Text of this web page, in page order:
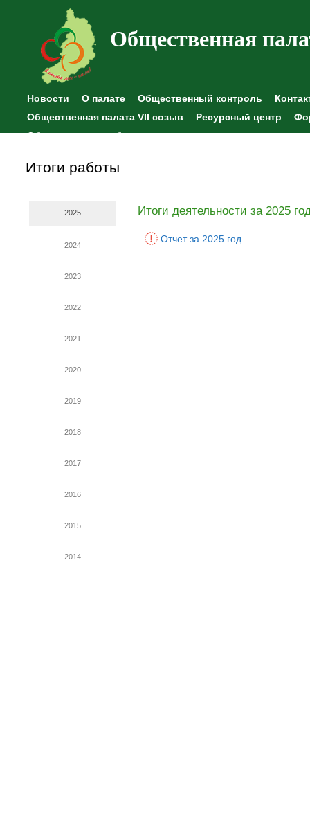
Общественная
Новости О палате Общественный контроль
Общественная палата VII созыв
Ресурсный центр
Общественные наблюдения
Итоги работы
2025
2024
2023
2022
2021
2020
2019
2018
2017
2016
2015
2014
Итоги деятельности за 2025
Отчет за 2025 год